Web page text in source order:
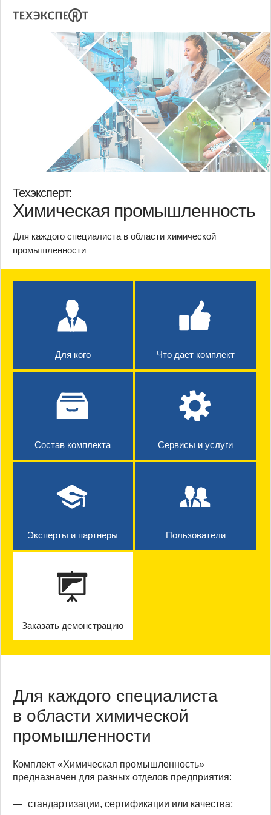
Техэксперт:
Химическая промышленность
Для каждого специалиста в области химической
промышленности
Для кого Что дает комплект
Состав комплекта Сервисы и услуги
Эксперты и партнеры Пользователи
Заказать демонстрацию
Для каждого специалиста
в области химической
промышленности
Комплект «Химическая промышленность»
предназначен для разных отделов предприятия:
стандартизации, сертификации или качества;